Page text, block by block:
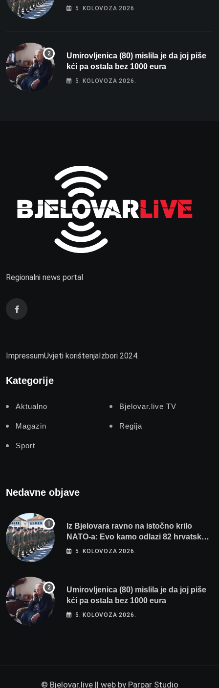
vojnika i 6 vojnikinja
5. KOLOVOZA 2026.
Umirovljenica (80) mislila je da joj piše
kći pa ostala bez 1000 eura
5. KOLOVOZA 2026.
Regionalni news portal
ImpressumUvjeti korištenja Izbori 2024.
Kategorije
Aktualno Bjelovar.live TV
Magazin Regija
Sport
Nedavne objave
Iz Bjelovara ravno na istočno krilo
NATO-a: Evo kamo odlazi 82 hrvatska
vojnika i 6 vojnikinja
5. KOLOVOZA 2026.
Umirovljenica (80) mislila je da joj piše
kći pa ostala bez 1000 eura
5. KOLOVOZA 2026.
© Bjelovar.live || web by Parpar Studio